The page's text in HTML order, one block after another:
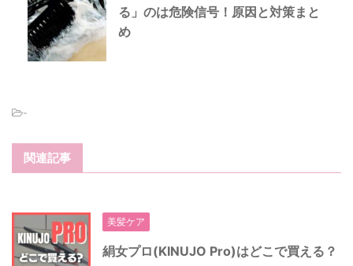
る」のは危険信号！原因と対策まと
め
-
関連記事
美髪ケア
絹女プロ(KINUJO Pro)はどこで買える？